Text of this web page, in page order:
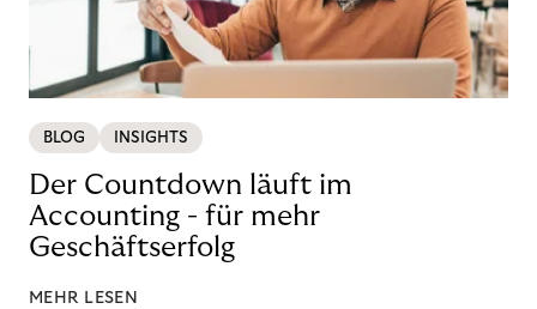
BLOG INSIGHTS
Der Countdown läuft im
Accounting - für mehr
Geschäftserfolg
MEHR LESEN